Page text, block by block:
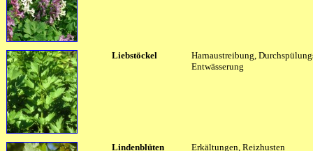
Liebstöckel
Harnaustreibung,
Entwässerung
Lindenblüten Erkältungen, Reizhusten